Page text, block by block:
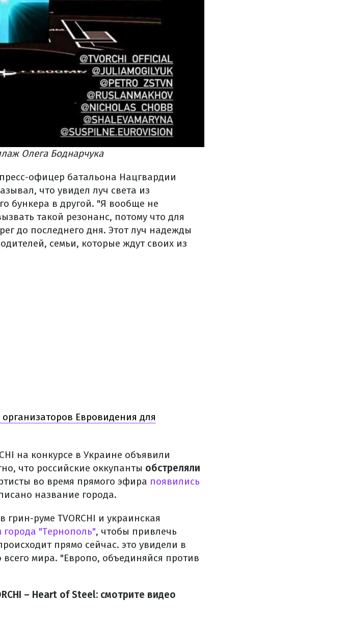
Олега Боднарчука
офицер батальона Нацгвардии
что увидел луч света из
бункера в другой. "Я вообще не
такой резонанс, потому что для
до последнего дня. Этот луч надежды
семьи, которые ждут своих из
Евровидения для
на конкурсе в Украине объявили
что российские оккупанты обстреляли
во время прямого эфира появились
название города.
руме TVORCHI и украинская
"Тернополь", чтобы привлечь
прямо сейчас. это увидели в
мира. "Европо, объединяйся против
– Heart of Steel: смотрите видео